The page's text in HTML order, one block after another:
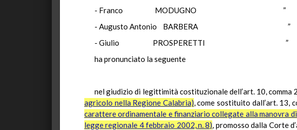
- Franco MODUGNO ”
- Augusto Antonio BARBERA ”
- Giulio PROSPERETTI ”
ha pronunciato la seguente
nel giudizio di legittimità costituzionale dell’art. 10, comma
agricolo nella Regione Calabria), come sostituito dall’art. 13,
carattere ordinamentale e finanziario collegate alla manovra
legge regionale 4 febbraio 2002, n. 8), promosso dalla Corte